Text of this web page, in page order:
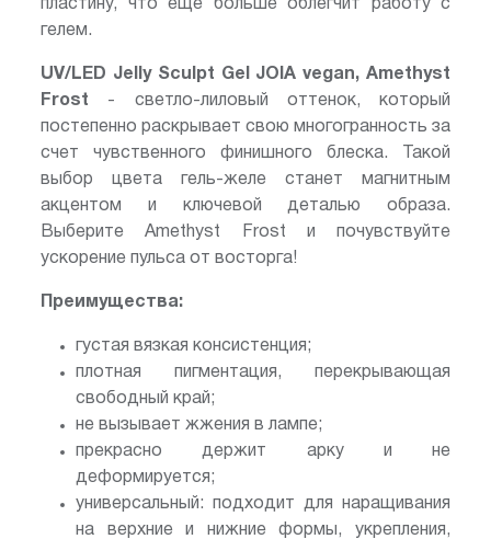
пластину, что еще больше облегчит работу с
гелем.
UV/LED Jelly Sculpt Gel JOIA vegan, Amethyst
Frost - светло-лиловый оттенок, который
постепенно раскрывает свою многогранность за
счет чувственного финишного блеска. Такой
выбор цвета гель-желе станет магнитным
акцентом и ключевой деталью образа.
Выберите Amethyst Frost и почувствуйте
ускорение пульса от восторга!
Преимущества:
густая вязкая консистенция;
плотная пигментация, перекрывающая
свободный край;
не вызывает жжения в лампе;
прекрасно держит арку и не
деформируется;
универсальный: подходит для наращивания
на верхние и нижние формы, укрепления,